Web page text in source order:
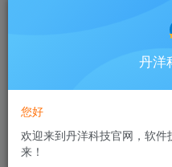
热卖
精品之优品，限时85折
丹洋
您好
欢迎来到丹洋科技官网，软
来！